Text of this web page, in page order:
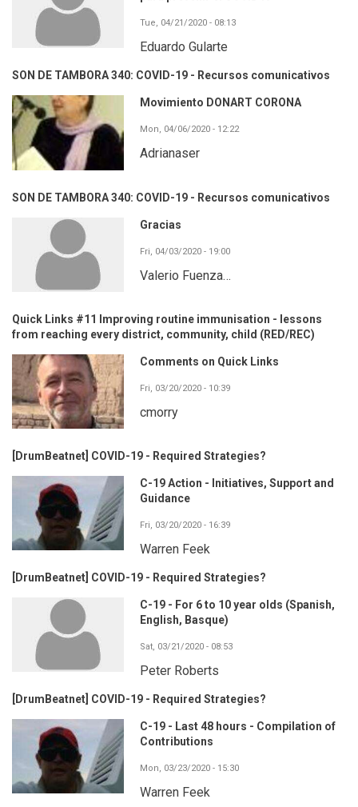
Tue, 04/21/2020 - 08:13
Eduardo Gularte
SON DE TAMBORA 340: COVID-19 - Recursos comunicativos
Movimiento DONART CORONA
Mon, 04/06/2020 - 12:22
Adrianaser
SON DE TAMBORA 340: COVID-19 - Recursos comunicativos
Gracias
Fri, 04/03/2020 - 19:00
Valerio Fuenza…
Quick Links #11 Improving routine immunisation - lessons
from reaching every district, community, child (RED/REC)
Comments on Quick Links
Fri, 03/20/2020 - 10:39
cmorry
[DrumBeatnet] COVID-19 - Required Strategies?
C-19 Action - Initiatives, Support and
Guidance
Fri, 03/20/2020 - 16:39
Warren Feek
[DrumBeatnet] COVID-19 - Required Strategies?
C-19 - For 6 to 10 year olds (Spanish,
English, Basque)
Sat, 03/21/2020 - 08:53
Peter Roberts
[DrumBeatnet] COVID-19 - Required Strategies?
C-19 - Last 48 hours - Compilation of
Contributions
Mon, 03/23/2020 - 15:30
Warren Feek